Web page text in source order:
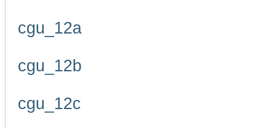
cgu_12a
cgu_12b
cgu_12c